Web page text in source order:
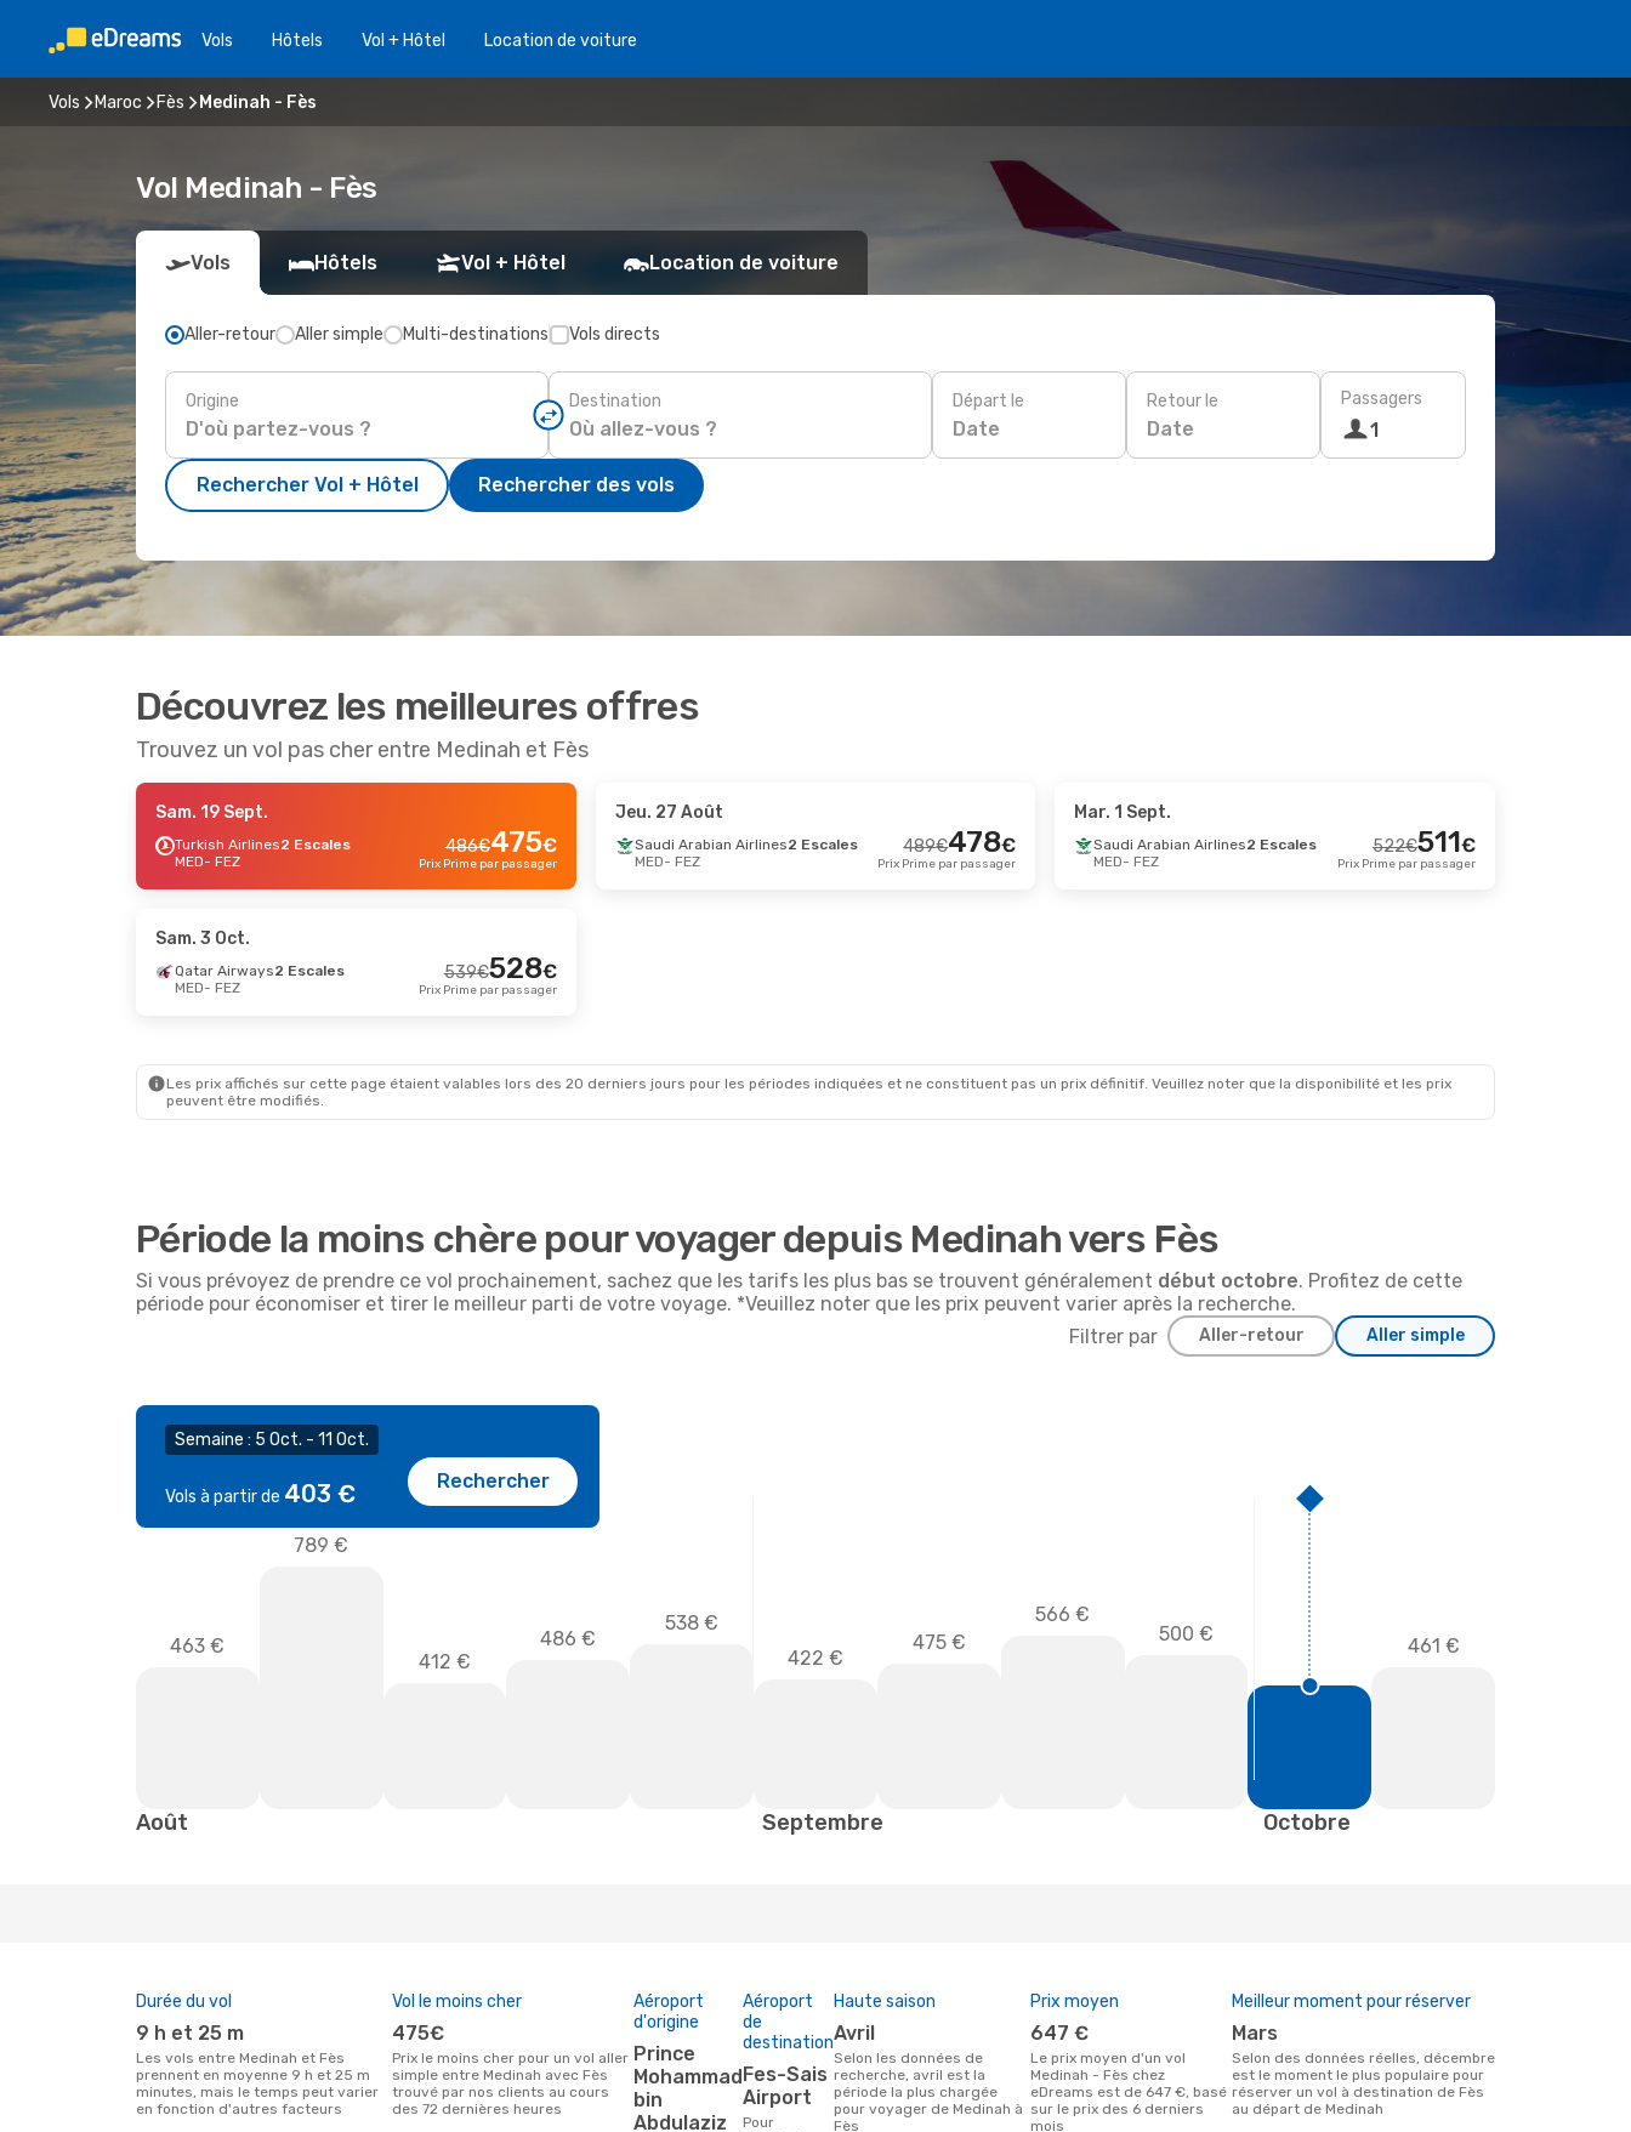
Vols Hôtels Vol + Hôtel Location de voiture
Vols Maroc Fès Medinah - Fès
Vol Medinah - Fès
Vols Hôtels Vol + Hôtel Location de voiture
Aller-retour Aller simple Multi-destinations Vols directs
Origine Destination Départ le
Date
Retour le
Date
Passagers
1
Rechercher Vol + Hôtel Rechercher des vols
Découvrez les meilleures offres
Trouvez un vol pas cher entre Medinah et Fès
Sam. 19 Sept.
Turkish Airlines2 Escales
MED- FEZ
486€475€
Prix Prime par passager
Jeu. 27 Août
Saudi Arabian Airlines2 Escales
MED- FEZ
489€478€
Prix Prime par passager
Mar. 1 Sept.
Saudi Arabian Airlines2 Escales
MED- FEZ
522€511€
Prix Prime par passager
Sam. 3 Oct.
Qatar Airways2 Escales
MED- FEZ
539€528€
Prix Prime par passager
Les prix affichés sur cette page étaient valables lors des 20 derniers jours pour les périodes indiquées et ne constituent pas un prix définitif. Veuillez noter que la disponibilité et les prix
peuvent être modifiés.
Période la moins chère pour voyager depuis Medinah vers Fès
Si vous prévoyez de prendre ce vol prochainement, sachez que les tarifs les plus bas se trouvent généralement début octobre. Profitez de cette
période pour économiser et tirer le meilleur parti de votre voyage. *Veuillez noter que les prix peuvent varier après la recherche.
Filtrer par
Aller-retour Aller simple
Semaine : 5 Oct. - 11 Oct.
Vols à partir de 403 € Rechercher
463 €
789 €
412 €
486 €
538 €
422 €
475 €
566 €
500 €
461 €
Août Septembre Octobre
Durée du vol
9 h et 25 m
Les vols entre Medinah et Fès
prennent en moyenne 9 h et 25 m
minutes, mais le temps peut varier
en fonction d'autres facteurs
Vol le moins cher
475€
Prix le moins cher pour un vol aller
simple entre Medinah avec Fès
trouvé par nos clients au cours
des 72 dernières heures
Aéroport
d'origine
Prince
Mohammad
bin
Abdulaziz
Aéroport
de
destination
Fes-Sais
Airport
Pour
Haute saison
avril
Selon les données de
recherche, avril est la
période la plus chargée
pour voyager de Medinah à
Fès
Prix moyen
647 €
Le prix moyen d'un vol
Medinah - Fès chez
eDreams est de 647 €, basé
sur le prix des 6 derniers
mois
Meilleur moment pour réserver
mars
Selon des données réelles, décembre
est le moment le plus populaire pour
réserver un vol à destination de Fès
au départ de Medinah